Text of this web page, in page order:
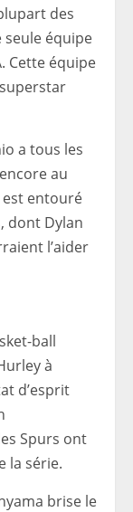
des
seule équipe
Cette équipe
a tous les
au
est entouré
dont Dylan
l’aider
ball
à
d’esprit
Spurs ont
la série.
brise le